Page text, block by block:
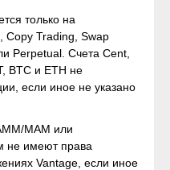
только на
Copy Trading, Swap
Perpetual. Счета Cent,
BTC и ETH не
если иное не указано
MAM или
не имеют права
Vantage, если иное